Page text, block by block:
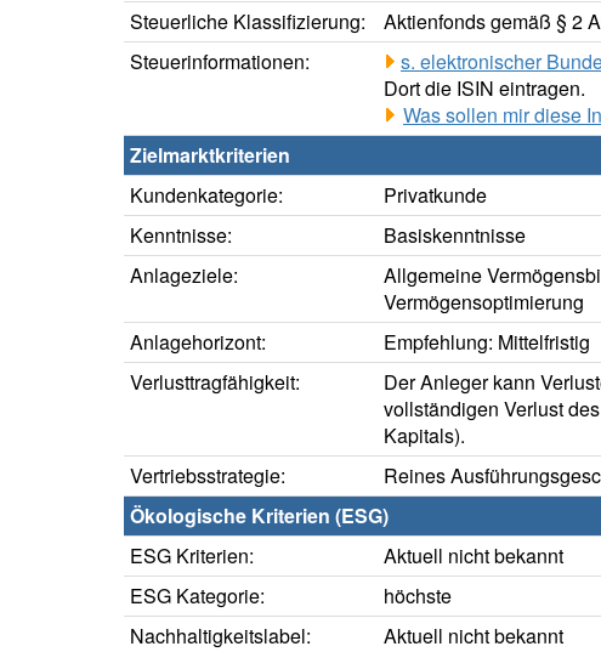
Steuerliche Klassifizierung:
Aktienfonds gemäß § 2
Steuerinformationen:
s. elektronischer
Dort die ISIN eintragen.
Was sollen mir diese
Zielmarktkriterien
Kundenkategorie:
Privatkunde
Kenntnisse:
Basiskenntnisse
Anlageziele:
Allgemeine
Vermögensoptimierung
Anlagehorizont:
Empfehlung: Mittelfristig
Verlusttragfähigkeit:
Der Anleger kann
vollständigen Verlust
Kapitals).
Vertriebsstrategie:
Reines
Ökologische Kriterien (ESG)
ESG Kriterien:
Aktuell nicht bekannt
ESG Kategorie:
höchste
Nachhaltigkeitslabel:
Aktuell nicht bekannt